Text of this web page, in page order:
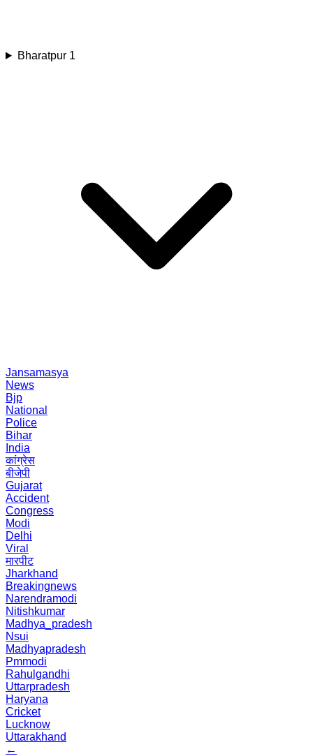
Bharatpur 1
Jansamasya
News
Bjp
National
Police
Bihar
India
कांग्रेस
बीजेपी
Gujarat
Accident
Congress
Modi
Delhi
Viral
मारपीट
Jharkhand
Breakingnews
Narendramodi
Nitishkumar
Madhya_pradesh
Nsui
Madhyapradesh
Pmmodi
Rahulgandhi
Uttarpradesh
Haryana
Cricket
Lucknow
Uttarakhand
←